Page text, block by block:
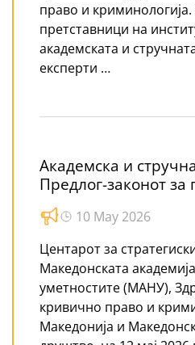
право и
претставници на
академската и
експерти …
Академска и
Предлог-законот за
10 May 2026
Центарот за
Македонската
уметностите (МАНУ),
кривично право и
Македонија и